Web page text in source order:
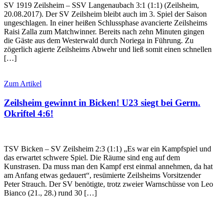
SV 1919 Zeilsheim – SSV Langenaubach 3:1 (1:1) (Zeilsheim,
20.08.2017). Der SV Zeilsheim bleibt auch im 3. Spiel der Saison
ungeschlagen. In einer heißen Schlussphase avancierte Zeilsheims
Raisi Zalla zum Matchwinner. Bereits nach zehn Minuten gingen
die Gäste aus dem Westerwald durch Noriega in Führung. Zu
zögerlich agierte Zeilsheims Abwehr und ließ somit einen schnellen
[…]
Zum Artikel
Zeilsheim gewinnt in Bicken! U23 siegt bei Germ.
Okriftel 4:6!
TSV Bicken – SV Zeilsheim 2:3 (1:1) „Es war ein Kampfspiel und
das erwartet schwere Spiel. Die Räume sind eng auf dem
Kunstrasen. Da muss man den Kampf erst einmal annehmen, da hat
am Anfang etwas gedauert“, resümierte Zeilsheims Vorsitzender
Peter Strauch. Der SV benötigte, trotz zweier Warnschüsse von Leo
Bianco (21., 28.) rund 30 […]